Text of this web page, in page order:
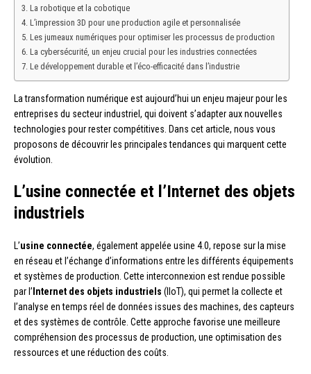
La robotique et la cobotique
L’impression 3D pour une production agile et personnalisée
Les jumeaux numériques pour optimiser les processus de production
La cybersécurité, un enjeu crucial pour les industries connectées
Le développement durable et l’éco-efficacité dans l’industrie
La transformation numérique est aujourd’hui un enjeu majeur pour les
entreprises du secteur industriel, qui doivent s’adapter aux nouvelles
technologies pour rester compétitives. Dans cet article, nous vous
proposons de découvrir les principales tendances qui marquent cette
évolution.
L’usine connectée et l’Internet des objets
industriels
L’usine connectée, également appelée usine 4.0, repose sur la mise
en réseau et l’échange d’informations entre les différents équipements
et systèmes de production. Cette interconnexion est rendue possible
par l’ Internet des objets industriels (IIoT), qui permet la collecte et
l’analyse en temps réel de données issues des machines, des capteurs
et des systèmes de contrôle. Cette approche favorise une meilleure
compréhension des processus de production, une optimisation des
ressources et une réduction des coûts.